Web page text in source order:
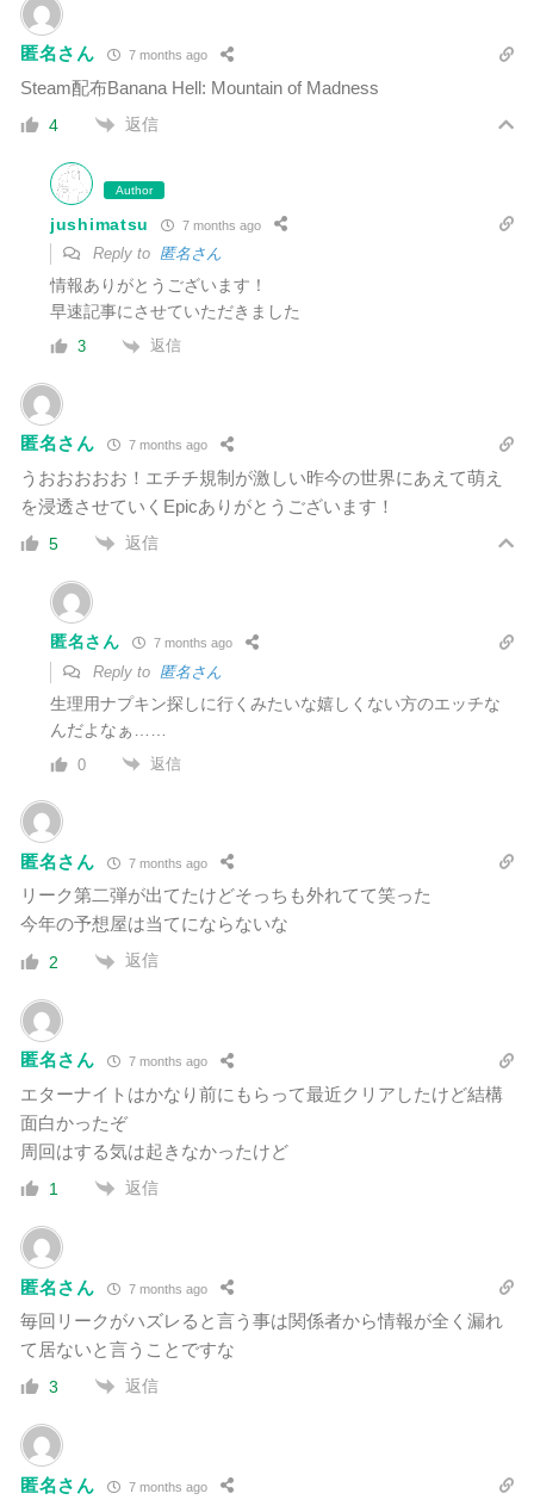
匿名さん 7 months ago
Steam配布Banana Hell: Mountain of Madness
4 返信
Author
jushimatsu 7 months ago
Reply to 匿名さん
情報ありがとうございます！
早速記事にさせていただきました
3 返信
匿名さん 7 months ago
うおおおおお！エチチ規制が激しい昨今の世界にあえて萌え
を浸透させていくEpicありがとうございます！
5 返信
匿名さん 7 months ago
Reply to 匿名さん
生理用ナプキン探しに行くみたいな嬉しくない方のエッチな
んだよなぁ……
0 返信
匿名さん 7 months ago
リーク第二弾が出てたけどそっちも外れてて笑った
今年の予想屋は当てにならないな
2 返信
匿名さん 7 months ago
エターナイトはかなり前にもらって最近クリアしたけど結構
面白かったぞ
周回はする気は起きなかったけど
1 返信
匿名さん 7 months ago
毎回リークがハズレると言う事は関係者から情報が全く漏れ
て居ないと言うことですな
3 返信
匿名さん 7 months ago